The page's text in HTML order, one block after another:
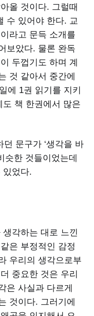
올 것이다. 그럴때
수 있어야 한다. 교
라고 문득 소개를
보았다. 물론 완독
두껍기도 하며 계
것 같아서 중간에
에 1권 읽기를 지키
책 한권에서 많은
문구가 ‘생각을 바
슷한 것들이었는데
있었다.
각하는 대로 느낀
은 부정적인 감정
우리의 생각으로부
중요한 것은 우리
은 사실과 다르게
것이다. 그러기에